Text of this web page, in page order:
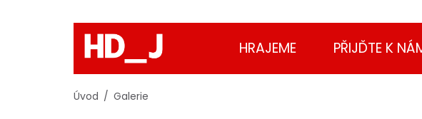
HRAJEME PŘIJĎTE K
Úvod Galerie